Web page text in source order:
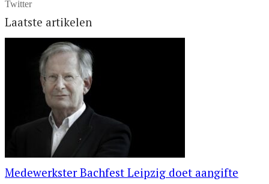
Twitter
Laatste artikelen
Medewerkster Bachfest Leipzig doet aangifte